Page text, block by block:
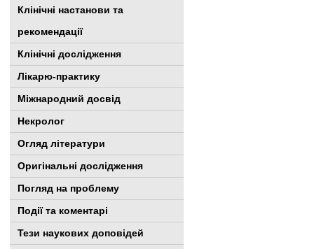
Клінiчні настанови та
рекомендації
Клінічні дослідження
Лікарю-практику
Міжнародний досвід
Некролог
Огляд літератури
Оригінальні дослідження
Погляд на проблему
Події та коментарі
Тези наукових доповідей